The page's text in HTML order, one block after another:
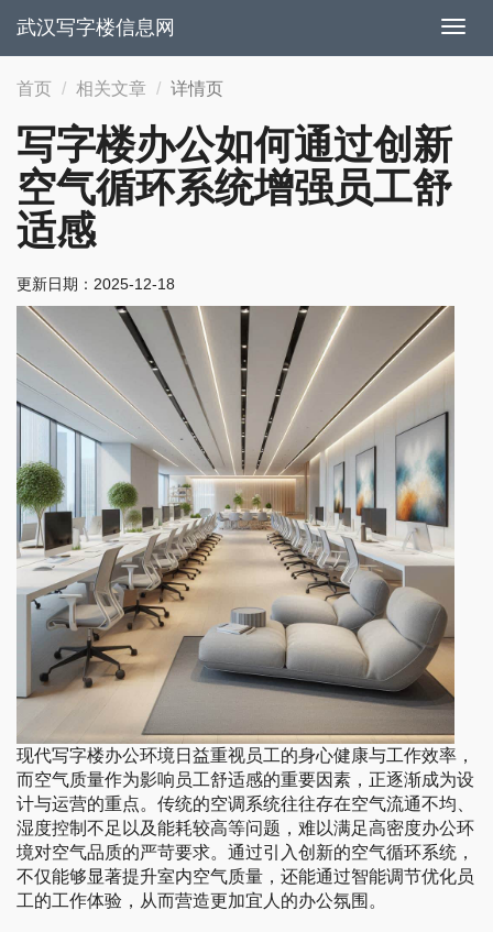
切
换
武汉写字楼信息网
首页 相关文章 详情页
写字楼办公如何通过创新
空气循环系统增强员工舒
适感
更新日期： 2025-12-18
现代写字楼办公环境日益重视员工的身心健康与工作效率，
而空气质量作为影响员工舒适感的重要因素，正逐渐成为设
计与运营的重点。传统的空调系统往往存在空气流通不均、
湿度控制不足以及能耗较高等问题，难以满足高密度办公环
境对空气品质的严苛要求。通过引入创新的空气循环系统，
不仅能够显著提升室内空气质量，还能通过智能调节优化员
工的工作体验，从而营造更加宜人的办公氛围。